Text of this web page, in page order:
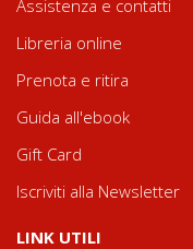
Assistenza e contatti
Libreria online
Prenota e ritira
Guida all'ebook
Gift Card
Iscriviti alla Newsletter
LINK UTILI